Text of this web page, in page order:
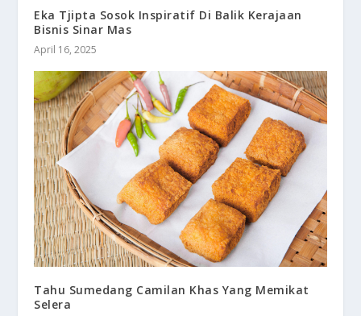
Eka Tjipta Sosok Inspiratif Di Balik Kerajaan
Bisnis Sinar Mas
April 16, 2025
Tahu Sumedang Camilan Khas Yang Memikat
Selera